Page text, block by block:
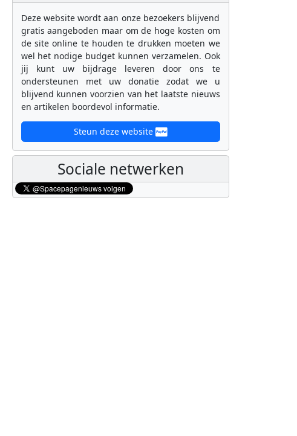
Deze website wordt aan onze bezoekers blijvend
gratis aangeboden maar om de hoge kosten om
de site online te houden te drukken moeten we
wel het nodige budget kunnen verzamelen. Ook
jij kunt uw bijdrage leveren door ons te
ondersteunen met uw donatie zodat we u
blijvend kunnen voorzien van het laatste nieuws
en artikelen boordevol informatie.
Steun deze website
Sociale netwerken